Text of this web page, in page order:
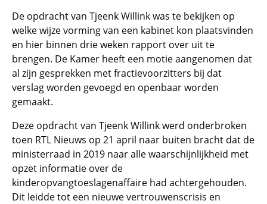
De opdracht van Tjeenk Willink was te bekijken op
welke wijze vorming van een kabinet kon plaatsvinden
en hier binnen drie weken rapport over uit te
brengen. De Kamer heeft een motie aangenomen dat
al zijn gesprekken met fractievoorzitters bij dat
verslag worden gevoegd en openbaar worden
gemaakt.
Deze opdracht van Tjeenk Willink werd onderbroken
toen RTL Nieuws op 21 april naar buiten bracht dat de
ministerraad in 2019 naar alle waarschijnlijkheid met
opzet informatie over de
kinderopvangtoeslagenaffaire had achtergehouden.
Dit leidde tot een nieuwe vertrouwenscrisis en